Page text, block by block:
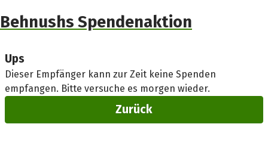
Behnushs Spendenaktion
Ups
Dieser Empfänger kann zur Zeit keine Spenden
empfangen. Bitte versuche es morgen wieder.
Zurück